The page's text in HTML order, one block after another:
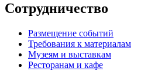
Сотрудничество
Размещение событий
Требования к материалам
Музеям и выставкам
Ресторанам и кафе